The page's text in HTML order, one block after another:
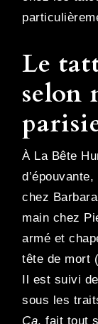
Le
selon
À La Bête
chez
main chez
armé et
tête de mort
Il est suivi
sous les
Ça, fait tout